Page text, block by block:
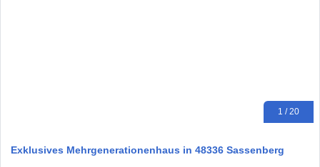
1 / 20
Exklusives Mehrgenerationenhaus in 48336 Sassenberg